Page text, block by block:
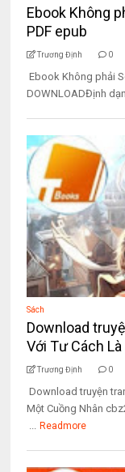
Ebook Không
PDF epub
Trương Định 0
Ebook Không phải
Sách
Download
Với Tư Cách
Trương Định 0
Download truyện
Một Cuồng Nhân
... Readmore